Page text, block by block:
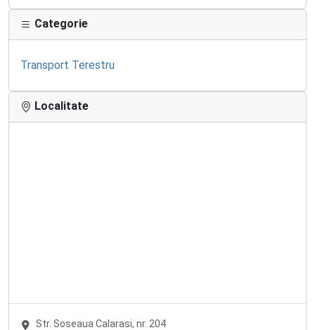
Categorie
Transport Terestru
Localitate
Str. Soseaua Calarasi, nr. 204